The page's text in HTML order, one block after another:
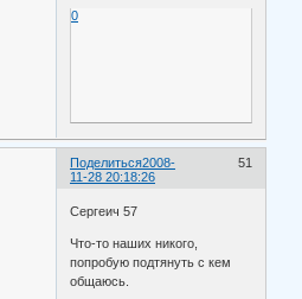
0
Поделиться 51
2008-
11-28 20:18:26
Сергеич 57
Что-то наших никого,
попробую подтянуть с кем
общаюсь.